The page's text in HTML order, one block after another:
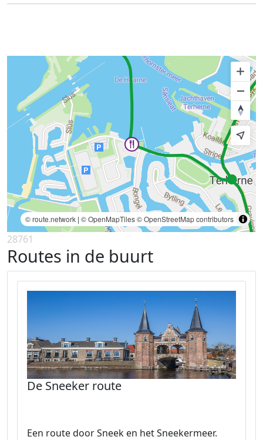
© route.network | © OpenMapTiles© OpenStreetMap contributors
28761
Routes in de buurt
De Sneeker route
Een route door Sneek en het Sneekermeer.